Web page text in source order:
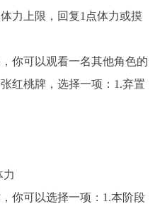
力上限，回复1点体力或摸
你可以观看一名其他角色的
红桃牌，选择一项：1.弃置
力
你可以选择一项：1.本阶段